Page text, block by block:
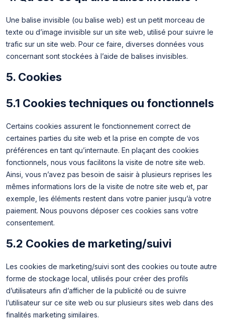
Une balise invisible (ou balise web) est un petit morceau de
texte ou d’image invisible sur un site web, utilisé pour suivre le
trafic sur un site web. Pour ce faire, diverses données vous
concernant sont stockées à l’aide de balises invisibles.
5. Cookies
5.1 Cookies techniques ou fonctionnels
Certains cookies assurent le fonctionnement correct de
certaines parties du site web et la prise en compte de vos
préférences en tant qu’internaute. En plaçant des cookies
fonctionnels, nous vous facilitons la visite de notre site web.
Ainsi, vous n’avez pas besoin de saisir à plusieurs reprises les
mêmes informations lors de la visite de notre site web et, par
exemple, les éléments restent dans votre panier jusqu’à votre
paiement. Nous pouvons déposer ces cookies sans votre
consentement.
5.2 Cookies de marketing/suivi
Les cookies de marketing/suivi sont des cookies ou toute autre
forme de stockage local, utilisés pour créer des profils
d’utilisateurs afin d’afficher de la publicité ou de suivre
l’utilisateur sur ce site web ou sur plusieurs sites web dans des
finalités marketing similaires.